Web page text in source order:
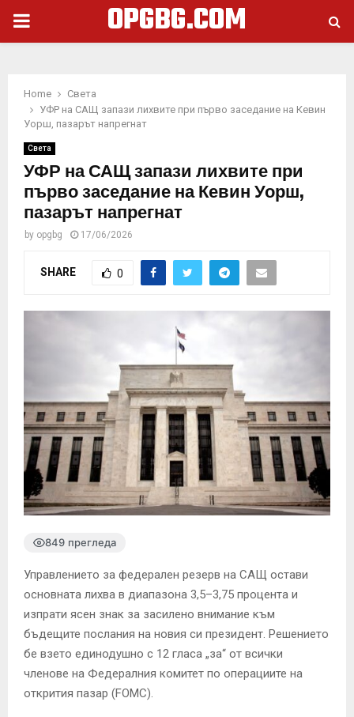
PRIMARY
OPGBG.COM
Home
Света
УФР на САЩ запази лихвите при първо заседание на Кевин
Уорш, пазарът напрегнат
Света
УФР на САЩ запази лихвите при
първо заседание на Кевин Уорш,
пазарът напрегнат
by opgbg 17/06/2026
SHARE 0
849 прегледа
Управлението за федерален резерв на САЩ остави
основната лихва в диапазона 3,5–3,75 процента и
изпрати ясен знак за засилено внимание към
бъдещите послания на новия си президент. Решението
бе взето единодушно с 12 гласа „за“ от всички
членове на Федералния комитет по операциите на
открития пазар (FOMC).